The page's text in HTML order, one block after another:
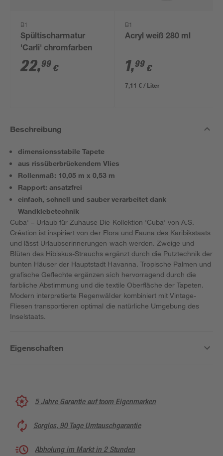
B1
Spültischarmatur
'Carli' chromfarben
22,99 €
B1
Acryl weiß 280 ml
1,99 €
7,11 € / Liter
Beschreibung
dimensionsstabile Tapete
aus rissüberbrückendem Vlies
Rollenmaß: 10,05 m x 0,53 m
Rapport: ansatzfrei
einfach, schnell und sauber verarbeitet dank
Wandklebetechnik
Cuba' – Urlaub für Zuhause Die Kollektion 'Cuba' von A.S.
Création ist inspiriert von der Flora und Fauna des Karibikstaats
und lässt Urlaubserinnerungen wach werden. Zweige und
Blüten des Hibiskus-Strauchs ergänzt durch die Putztechnik der
bunten Häuser der Hauptstadt Havanna. Tropische Palmen und
grafische Geflechte ergänzen sich hervorragend durch die
farbliche Abstimmung und die textile Oberfläche der Tapeten.
Modern interpretierte Regenwälder kombiniert mit Vintage-
Fliesen transportieren optimal die natürliche Umgebung des
Inselstaats.
Eigenschaften
5 Jahre Garantie auf toom Eigenmarken
Sorglos, 90 Tage Umtauschgarantie
Abholung im Markt in 2 Stunden